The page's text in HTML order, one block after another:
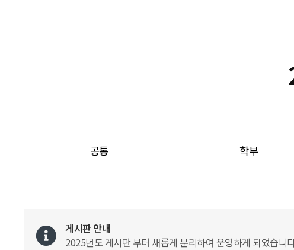
공통 학부
게시판 안내
2025년도 게시판 부터 새롭게 분리하여 운영하게 되었습